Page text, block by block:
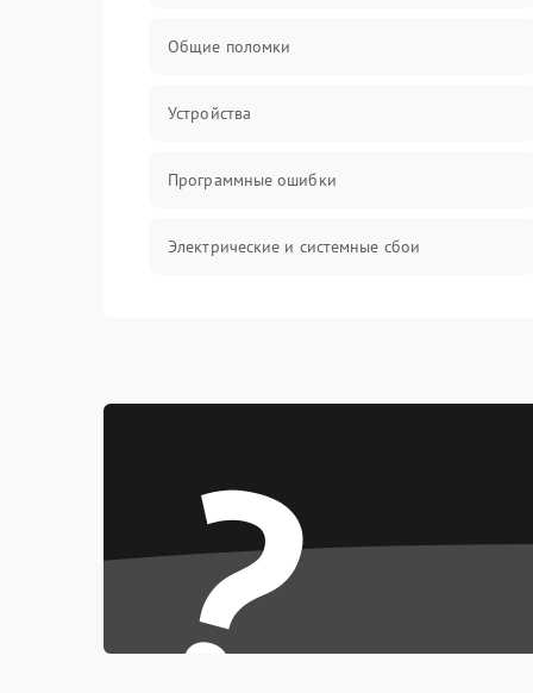
Общие поломки
Устройства
Программные ошибки
Электрические и системные сбои
Система охлаждения
?